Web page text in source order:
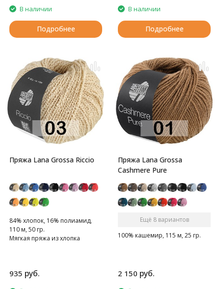
В наличии
Подробнее
В наличии
Подробнее
Пряжа Lana Grossa Riccio
84% хлопок, 16% полиамид,
110 м, 50 гр.
Мягкая пряжа из хлопка
935 руб.
Пряжа Lana Grossa
Cashmere Pure
Ещё 8 вариантов
100% кашемир, 115 м, 25 гр.
2 150 руб.